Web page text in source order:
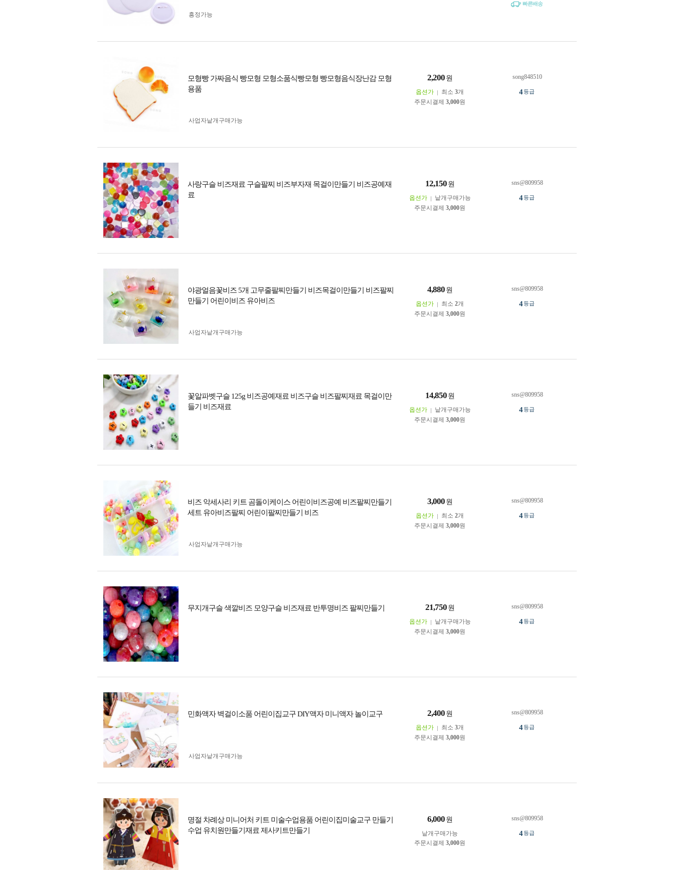
흥정가능
빠른배송
모형빵 가짜음식 빵모형 모형소품식빵모형 빵모형음식장난감 모형
용품
2,200 원
옵션가 최소 3개
주문시결제 3,000원
사업자 낱개구매가능
song848510
4등급
사랑구슬 비즈재료 구슬팔찌 비즈부자재 목걸이만들기 비즈공예재
료
12,150 원
옵션가
낱개구매가능
주문시결제 3,000원
sns@809958
4등급
야광얼음꽃비즈 5개 고무줄팔찌만들기 비즈목걸이만들기 비즈팔찌
만들기 어린이비즈 유아비즈
4,880 원
옵션가 최소 2개
주문시결제 3,000원
사업자 낱개구매가능
sns@809958
4등급
꽃알파벳구슬 125g 비즈공예재료 비즈구슬 비즈팔찌재료 목걸이만
들기 비즈재료
14,850 원
옵션가
낱개구매가능
주문시결제 3,000원
sns@809958
4등급
비즈 악세사리 키트 곰돌이케이스 어린이비즈공예 비즈팔찌만들기
세트 유아비즈팔찌 어린이팔찌만들기 비즈
3,000 원
옵션가 최소 2개
주문시결제 3,000원
사업자 낱개구매가능
sns@809958
4등급
무지개구슬 색깔비즈 모양구슬 비즈재료 반투명비즈 팔찌만들기 21,750 원
옵션가
낱개구매가능
주문시결제 3,000원
sns@809958
4등급
민화액자 벽걸이소품 어린이집교구 DIY액자 미니액자 놀이교구 2,400 원
옵션가 최소 3개
주문시결제 3,000원
사업자 낱개구매가능
sns@809958
4등급
명절 차례상 미니어처 키트 미술수업용품 어린이집미술교구 만들기
수업 유치원만들기재료 제사키트만들기
6,000 원
낱개구매가능
주문시결제 3,000원
sns@809958
4등급